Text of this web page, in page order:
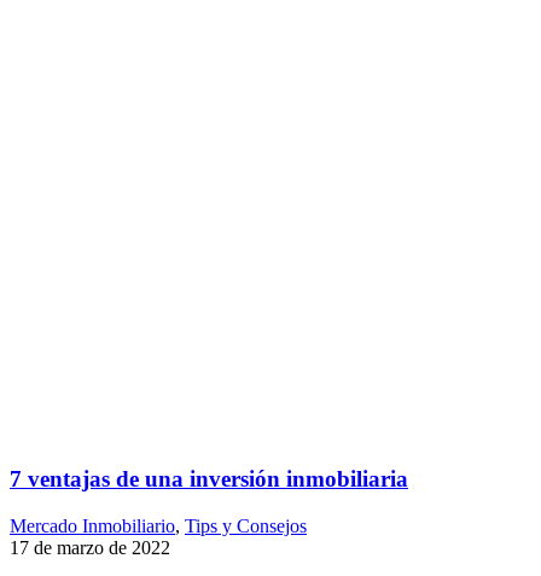
7 ventajas de una inversión inmobiliaria
Mercado Inmobiliario, Tips y Consejos
17 de marzo de 2022